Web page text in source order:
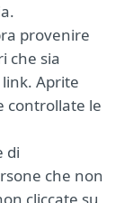
provenire
che sia
Aprite
controllate le
di
che non